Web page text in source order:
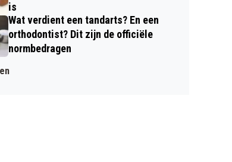
is
Wat verdient een tandarts? En een
orthodontist? Dit zijn de officiële
normbedragen